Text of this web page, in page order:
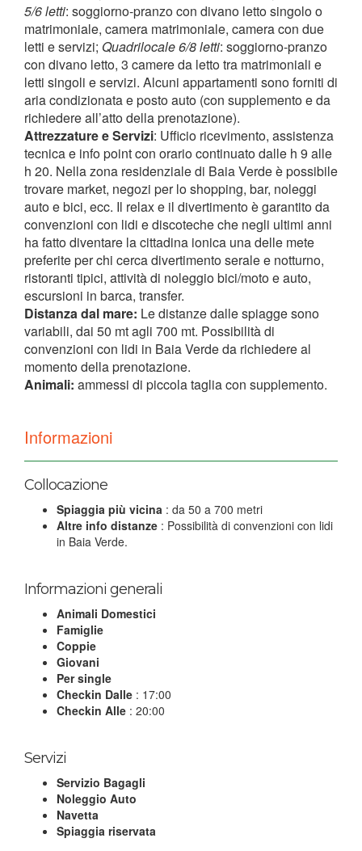
5/6 letti: soggiorno-pranzo con divano letto singolo o
matrimoniale, camera matrimoniale, camera con due
letti e servizi; Quadrilocale 6/8 letti: soggiorno-pranzo
con divano letto, 3 camere da letto tra matrimoniali e
letti singoli e servizi. Alcuni appartamenti sono forniti di
aria condizionata e posto auto (con supplemento e da
richiedere all’atto della prenotazione).
Attrezzature e Servizi: Ufficio ricevimento, assistenza
tecnica e info point con orario continuato dalle h 9 alle
h 20. Nella zona residenziale di Baia Verde è possibile
trovare market, negozi per lo shopping, bar, noleggi
auto e bici, ecc. Il relax e il divertimento è garantito da
convenzioni con lidi e discoteche che negli ultimi anni
ha fatto diventare la cittadina ionica una delle mete
preferite per chi cerca divertimento serale e notturno,
ristoranti tipici, attività di noleggio bici/moto e auto,
escursioni in barca, transfer.
Distanza dal mare: Le distanze dalle spiagge sono
variabili, dai 50 mt agli 700 mt. Possibilità di
convenzioni con lidi in Baia Verde da richiedere al
momento della prenotazione.
Animali: ammessi di piccola taglia con supplemento.
Informazioni
Collocazione
Spiaggia più vicina : da 50 a 700 metri
Altre info distanze : Possibilità di convenzioni con lidi
in Baia Verde.
Informazioni generali
Animali Domestici
Famiglie
Coppie
Giovani
Per single
Checkin Dalle : 17:00
Checkin Alle : 20:00
Servizi
Servizio Bagagli
Noleggio Auto
Navetta
Spiaggia riservata